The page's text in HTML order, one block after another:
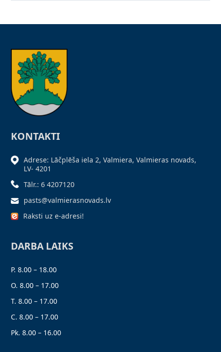
KONTAKTI
Adrese: Lāčplēša iela 2, Valmiera, Valmieras novads,
LV- 4201
Tālr.: 6 4207120
pasts@valmierasnovads.lv
Raksti uz e-adresi!
DARBA LAIKS
P. 8.00 – 18.00
O. 8.00 – 17.00
T. 8.00 – 17.00
C. 8.00 – 17.00
Pk. 8.00 – 16.00